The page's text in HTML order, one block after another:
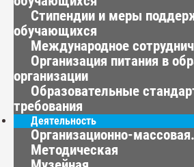
Стипендии и меры
обучающихся
Международное
Организация питания в
организации
Образовательные
требования
Деятельность
Организационно-
Методическая